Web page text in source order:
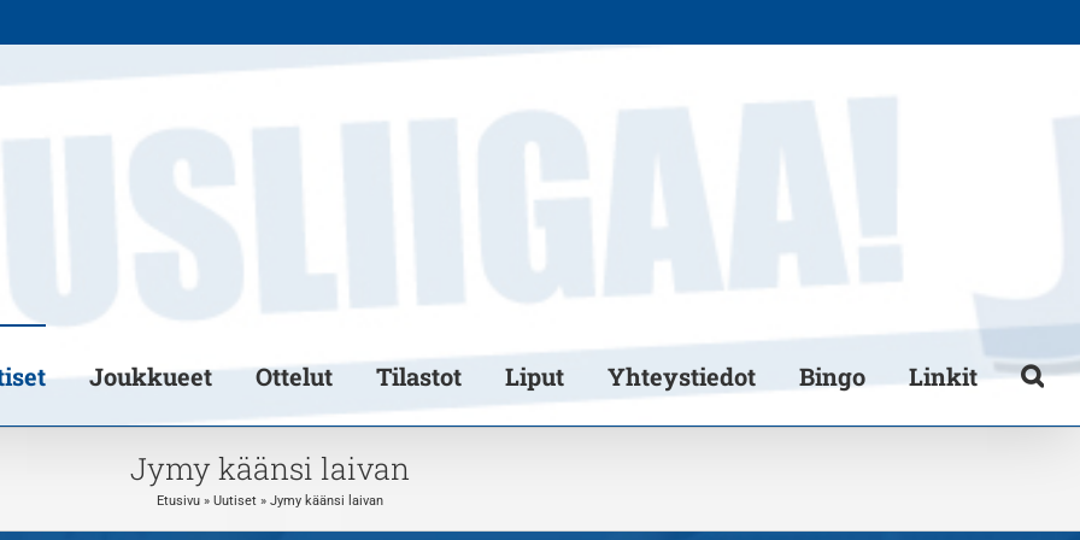
Joukkueet Ottelut Tilastot Liput Yhteystiedot Bingo Linkit
Jymy käänsi laivan
Etusivu » Uutiset » Jymy käänsi laivan